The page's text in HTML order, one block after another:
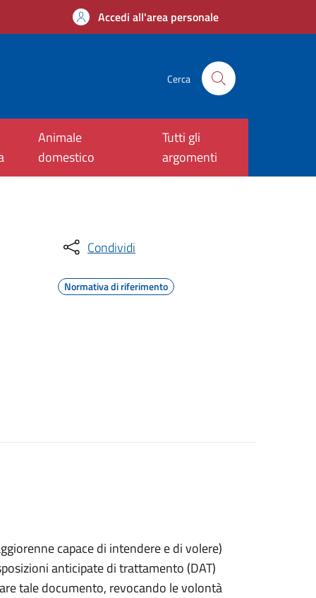
Accedi all'area personale
Cerca
Animale
domestico
Tutti gli
argomenti
Condividi
Normativa di riferimento
capace di intendere e di volere)
anticipate di trattamento (DAT)
tale documento, revocando le volontà